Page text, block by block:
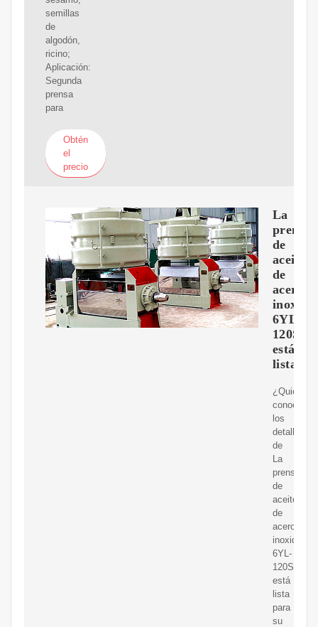
semillas
de
algodón,
ricino;
Aplicación:
Segunda
prensa
para
Obtén
el
precio
La
prensa
de
aceite
de
acero
6YL-
120S
está
lista
¿Quieres
conocer
los
detalles
de
La
prensa
de
aceite
de
acero
inoxidable
6YL-
120S
está
lista
para
su